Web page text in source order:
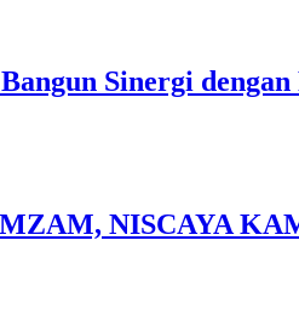
Sinergi dengan
NISCAYA